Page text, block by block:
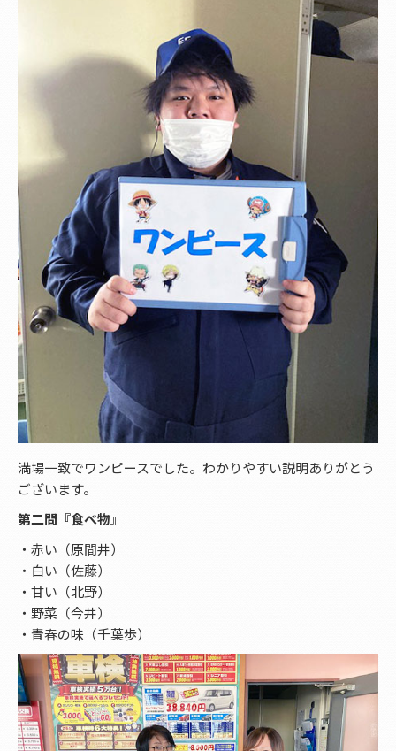
満場一致でワンピースでした。わかりやすい説明ありがとう
ございます。
第二問『食べ物』
・赤い（原間井）
・白い（佐藤）
・甘い（北野）
・野菜（今井）
・青春の味（千葉歩）